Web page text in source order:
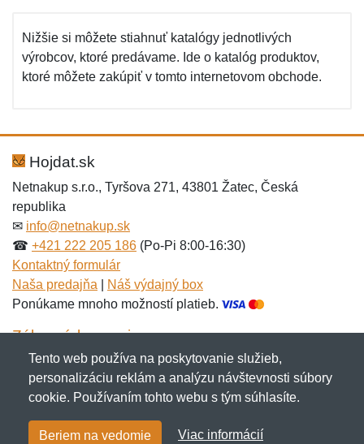
Nižšie si môžete stiahnuť katalógy jednotlivých
výrobcov, ktoré predávame. Ide o katalóg produktov,
ktoré môžete zakúpiť v tomto internetovom obchode.
Hojdat.sk
Netnakup s.r.o., Tyršova 271, 43801 Žatec, Česká
republika
✉ info@netnakup.sk
☎ +421 222 205 186 (Po-Pi 8:00-16:30)
Kontaktný formulár
Naša predajňa
Náš výdajný box
Ponúkame mnoho možností platieb.
Zákaznícky servis
Novinky emailom
Copyright © 2007-2026 (19 rokov s vami)Netnakup.sk
Tento web používa na poskytovanie služieb,
personalizáciu reklám a analýzu návštevnosti súbory
cookie. Používaním tohto webu s tým súhlasíte.
Beriem na vedomie Viac informácií